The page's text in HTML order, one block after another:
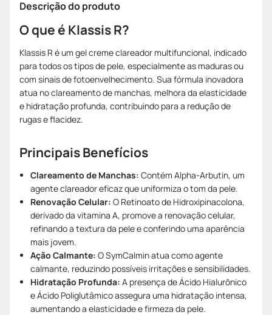
Descrição do produto
O que é Klassis R?
Klassis R é um gel creme clareador multifuncional, indicado
para todos os tipos de pele, especialmente as maduras ou
com sinais de fotoenvelhecimento. Sua fórmula inovadora
atua no clareamento de manchas, melhora da elasticidade
e hidratação profunda, contribuindo para a redução de
rugas e flacidez.
Principais Benefícios
Clareamento de Manchas: Contém Alpha-Arbutin, um
agente clareador eficaz que uniformiza o tom da pele.
Renovação Celular: O Retinoato de Hidroxipinacolona,
derivado da vitamina A, promove a renovação celular,
refinando a textura da pele e conferindo uma aparência
mais jovem.
Ação Calmante: O SymCalmin atua como agente
calmante, reduzindo possíveis irritações e sensibilidades.
Hidratação Profunda: A presença de Ácido Hialurônico
e Ácido Poliglutâmico assegura uma hidratação intensa,
aumentando a elasticidade e firmeza da pele.